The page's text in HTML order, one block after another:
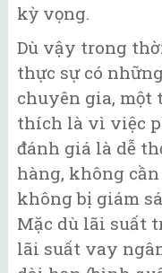
kỳ vọng.
Dù vậy trong
thực sự có
chuyên gia,
thích là vì việc
đánh giá là dễ
hàng, không
không bị giám
Mặc dù lãi suất
lãi suất vay